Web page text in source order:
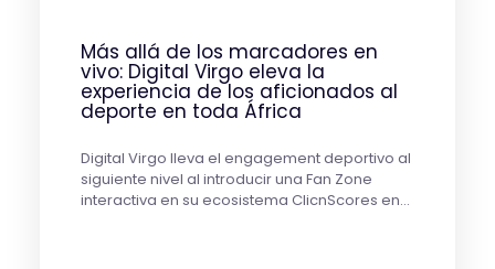
Más allá de los marcadores en
vivo: Digital Virgo eleva la
experiencia de los aficionados al
deporte en toda África
Digital Virgo lleva el engagement deportivo al
siguiente nivel al introducir una Fan Zone
interactiva en su ecosistema ClicnScores en…